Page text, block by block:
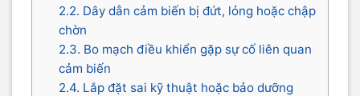
2.2. Dây dẫn cảm biến bị đứt, lỏng hoặc chập
chờn
2.3. Bo mạch điều khiển gặp sự cố liên quan
cảm biến
2.4. Lắp đặt sai kỹ thuật hoặc bảo dưỡng